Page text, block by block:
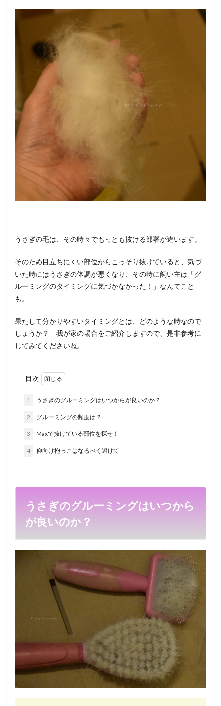
うさぎの毛は、その時々でもっとも抜ける部署が違います。
そのため目立ちにくい部位からこっそり抜けていると、気づ
いた時にはうさぎの体調が悪くなり、その時に飼い主は「グ
ルーミングのタイミングに気づかなかった！」なんてこと
も。
果たして分かりやすいタイミングとは、どのような時なので
しょうか？ 我が家の場合をご紹介しますので、是非参考に
してみてくださいね。
目次
1 うさぎのグルーミングはいつからが良いのか？
2 グルーミングの頻度は？
3 Maxで抜けている部位を探せ！
4 仰向け抱っこはなるべく避けて
うさぎのグルーミングはいつから
が良いのか？